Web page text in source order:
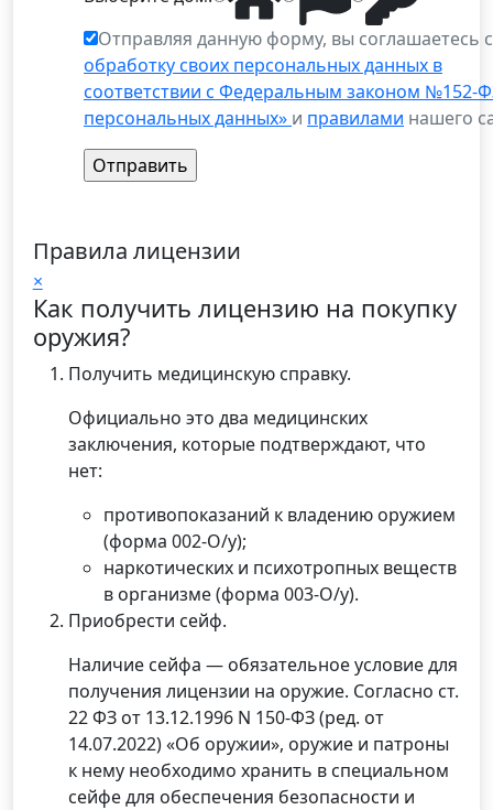
Отправляя данную форму, вы соглашаетесь
обработку своих персональных данных в
соответствии с Федеральным законом №152-
персональных данных» и правилами нашего
Правила лицензии
×
Как получить лицензию на покупку
оружия?
Получить медицинскую справку.
Официально это два медицинских
заключения, которые подтверждают, что
нет:
противопоказаний к владению оружием
(форма 002-О/у);
наркотических и психотропных веществ
в организме (форма 003-О/у).
Приобрести сейф.
Наличие сейфа — обязательное условие для
получения лицензии на оружие. Согласно ст.
22 ФЗ от 13.12.1996 N 150-ФЗ (ред. от
14.07.2022) «Об оружии», оружие и патроны
к нему необходимо хранить в специальном
сейфе для обеспечения безопасности и